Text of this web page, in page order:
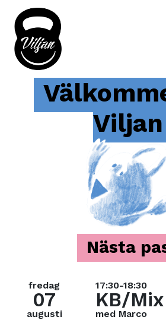
Viljan
Nästa
fredag
07
augusti
17:30-18:30
KB/Mix
med Marco